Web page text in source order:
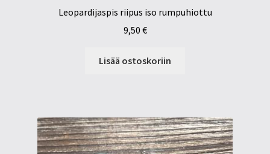
Leopardijaspis riipus iso rumpuhiottu
9,50 €
Lisää ostoskoriin